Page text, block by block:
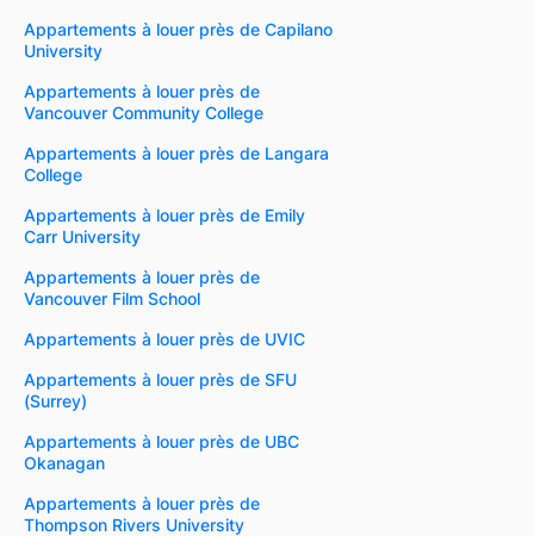
Appartements à louer près de Capilano
University
Appartements à louer près de
Vancouver Community College
Appartements à louer près de Langara
College
Appartements à louer près de Emily
Carr University
Appartements à louer près de
Vancouver Film School
Appartements à louer près de UVIC
Appartements à louer près de SFU
(Surrey)
Appartements à louer près de UBC
Okanagan
Appartements à louer près de
Thompson Rivers University